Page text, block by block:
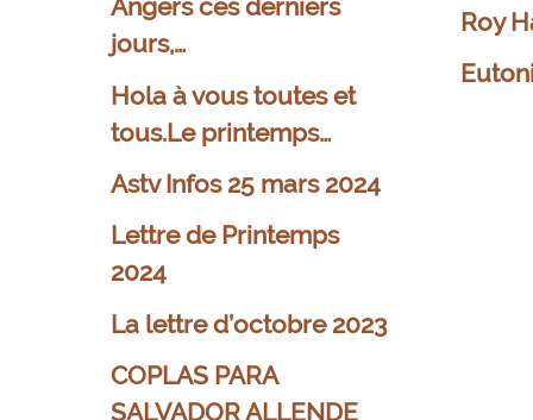
Angers ces derniers
jours,…
Hola à vous toutes et
tous.Le printemps…
Astv Infos 25 mars 2024
Lettre de Printemps
2024
La lettre d’octobre 2023
COPLAS PARA
SALVADOR ALLENDE
Roy